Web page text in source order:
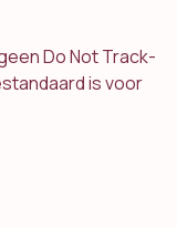
Do Not Track-
is voor